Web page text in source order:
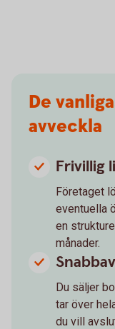
De
avveckla
Frivillig
Företaget
eventuella
en
månader.
Du säljer
tar över
du vill